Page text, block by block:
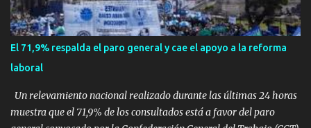
nave, que se había estrellado a metros de su casa, entre los
árboles. Según confirmó la aerolínea, Voepass Linhas Aéreas, se
trataba de un avión turbohélice modelo ATR-72 que cubría la ruta
Cascavel - Guarulhos. Este modelo tiene capacidad para
transportar a 68 pasajeros. La primera llamad...
El 71,9% respalda el paro general y cae el apoyo a la reforma
laboral
Un relevamiento nacional realizado durante las últimas 24 horas
muestra que el 71,9% de los consultados está a favor del paro